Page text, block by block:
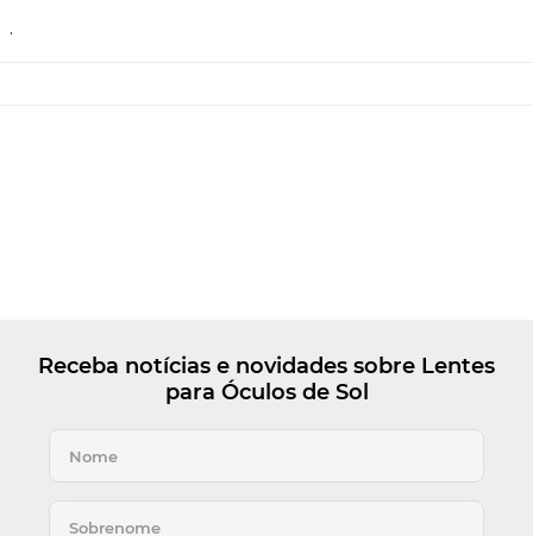
.
Receba notícias e novidades sobre Lentes
para Óculos de Sol